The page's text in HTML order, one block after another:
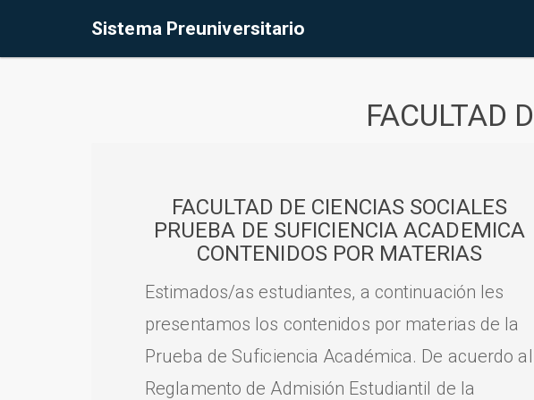
Sistema Preuniversitario
FACULTAD
FACULTAD DE CIENCIAS SOCIALES
PRUEBA DE SUFICIENCIA ACADEMICA
CONTENIDOS POR MATERIAS
Estimados/as estudiantes, a continuación les
presentamos los contenidos por materias de la
Prueba de Suficiencia Académica. De acuerdo al
Reglamento de Admisión Estudiantil de la